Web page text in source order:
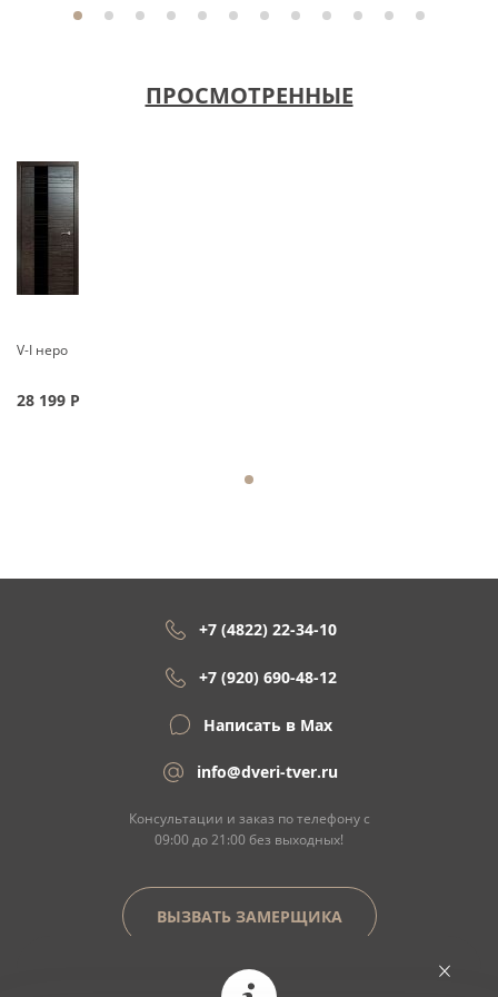
ПРОСМОТРЕННЫЕ
V-I неро
28 199 Р
+7 (4822) 22-34-10
+7 (920) 690-48-12
Написать в Max
info@dveri-tver.ru
Консультации и заказ по телефону с
09:00 до 21:00 без выходных!
ВЫЗВАТЬ ЗАМЕРЩИКА